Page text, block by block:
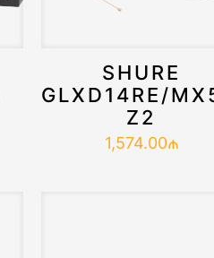
SHURE
GLXD14RE/
Z2
1,574.00₼